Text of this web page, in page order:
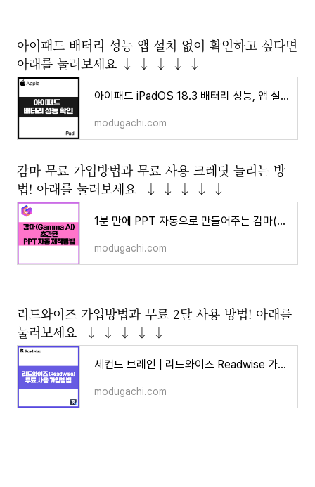
아이패드 배터리 성능 앱 설치 없이 확인하고 싶다면
아래를 눌러보세요 ↓ ↓ ↓ ↓ ↓
아이패드 iPadOS 18.3 배터리 성능, 앱 설치 없이 효율 수명 간단하게 확인
modugachi.com
감마 무료 가입방법과 무료 사용 크레딧 늘리는 방
법! 아래를 눌러보세요 ↓ ↓ ↓ ↓ ↓
1분 만에 PPT 자동으로 만들어주는 감마(Gamma AI) 무료 사용법 및 꿀팁 1편
modugachi.com
리드와이즈 가입방법과 무료 2달 사용 방법! 아래를
눌러보세요 ↓ ↓ ↓ ↓ ↓
세컨드 브레인 | 리드와이즈 Readwise 가입 방법 2달 무료 사용법
modugachi.com